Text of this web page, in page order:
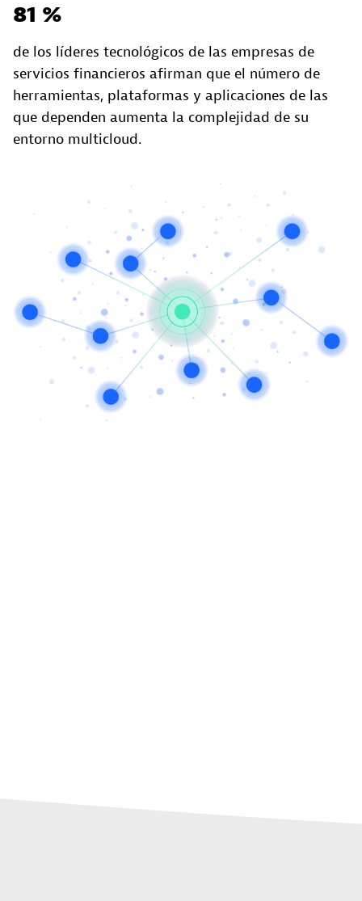
81 %
de los líderes tecnológicos de las empresas de
servicios financieros afirman que el número de
herramientas, plataformas y aplicaciones de las
que dependen aumenta la complejidad de su
entorno multicloud.